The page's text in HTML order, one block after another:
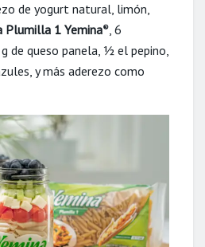
de yogurt natural, limón,
Plumilla 1 Yemina®, 6
de queso panela, ½ el pepino,
y más aderezo como